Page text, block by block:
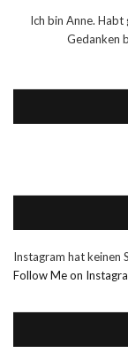
Ich bin Anne. Habt
Gedanken
Instagram hat keinen
Follow Me on